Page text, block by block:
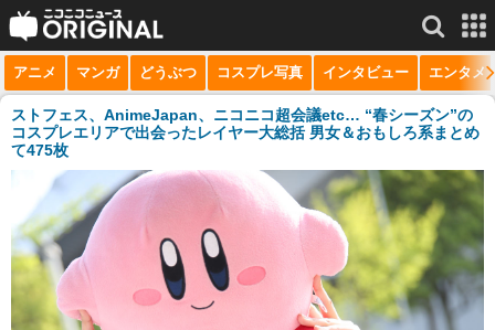
サービス一覧 もっと見る
niconico
動画
生放送
ニュース
チャンネル
アニメ マンガ どうぶつ コスプレ写真 インタビュー エンタメ
ストフェス、AnimeJapan、ニコニコ超会議etc… “春シーズン”の
コスプレエリアで出会ったレイヤー大総括 男女＆おもしろ系まとめ
て475枚